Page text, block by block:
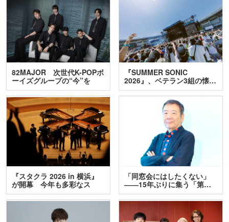
82MAJOR 次世代K-POPボ
ーイズグループの“今”を
訊…
『SUMMER SONIC
2026』、ベテラン3組の懐…
『スタクラ 2026 in 横浜』
が開幕 今年も多彩なス
テ…
「同窓会にはしたくない」
――15年ぶりに集う「第…